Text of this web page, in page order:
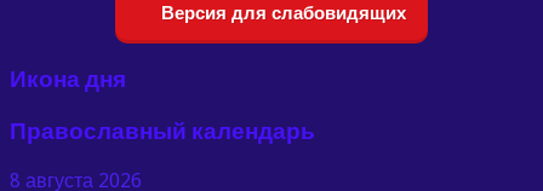
Версия для слабовидящих
Икона дня
Православный календарь
8 августа 2026